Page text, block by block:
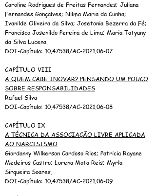
Caroline Rodrigues de Freitas Fernandes; Juliana
Fernandes Gonçalves; Nilma Maria da Cunha;
Ivanilde Oliveira da Silva; Josetonia Bezerra da Fé;
Francisco Josenildo Pereira de Lima; Maria Tatyany
da Silva Lucena.
DOI-Capítulo: 10.47538/AC-2021.06-07
CAPÍTULO VIII
A QUEM CABE INOVAR? PENSANDO UM POUCO
SOBRE RESPONSABILIDADES
Rafael Silva.
DOI-Capítulo: 10.47538/AC-2021.06-08
CAPÍTULO IX
A TÉCNICA DA ASSOCIAÇÃO LIVRE APLICADA
AO NARCISISMO
Giordanny Wilkerson Cardoso Rios; Patricia Rayane
Medeiros Castro; Lorena Mota Reis; Myrla
Sirqueira Soares.
DOI-Capítulo: 10.47538/AC-2021.06-09